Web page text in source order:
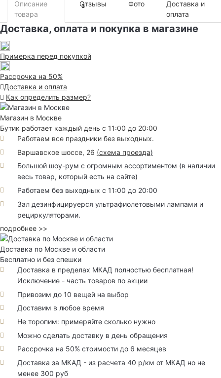
Описание
товара
Отзывы
3 Фото
Доставка и
оплата
Доставка, оплата и покупка в магазине
Примерка перед покупкой
Рассрочка на 50%
Доставка и оплата
Как определить размер?
Магазин в Москве
Бутик работает каждый день с 11:00 до 20:00
Работаем все праздники без выходных.
Варшавское шоссе, 26 (схема проезда)
Большой шоу-рум с огромным ассортиментом (в наличии
весь товар, который есть на сайте)
Работаем без выходных с 11:00 до 20:00
Зал дезинфицируерся ультрафиолетовыми лампами и
рециркуляторами.
подробнее >>
Доставка по Москве и области
Бесплатно и без спешки
Доставка в пределах МКАД полностью бесплатная!
Исключение - часть товаров по акции
Привозим до 10 вещей на выбор
Доставим в любое время
Не торопим: примеряйте сколько нужно
Можно сделать доставку в день обращения
Рассрочка на 50% стоимости до 6 месяцев
Доставка за МКАД - из расчета 40 р/км от МКАД но не
менее 300 руб